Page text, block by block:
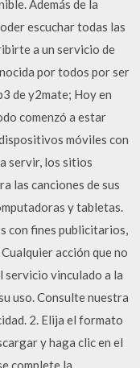
Además de la
escuchar todas las
a un servicio de
por todos por ser
de y2mate; Hoy en
comenzó a estar
móviles con
servir, los sitios
las canciones de sus
y tabletas.
con fines publicitarios,
acción que no
servicio vinculado a la
uso. Consulte nuestra
2. Elija el formato
y haga clic en el
complete la